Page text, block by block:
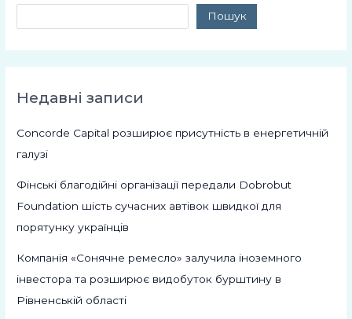
Пошук
Недавні записи
Concorde Capital розширює присутність в енергетичній
галузі
Фінські благодійні організації передали Dobrobut
Foundation шість сучасних автівок швидкої для
порятунку українців
Компанія «Сонячне ремесло» залучила іноземного
інвестора та розширює видобуток бурштину в
Рівненській області